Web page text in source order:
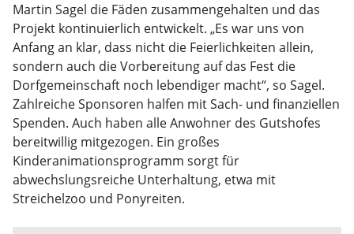
Martin Sagel die Fäden zusammengehalten und das
Projekt kontinuierlich entwickelt. „Es war uns von
Anfang an klar, dass nicht die Feierlichkeiten allein,
sondern auch die Vorbereitung auf das Fest die
Dorfgemeinschaft noch lebendiger macht“, so Sagel.
Zahlreiche Sponsoren halfen mit Sach- und finanziellen
Spenden. Auch haben alle Anwohner des Gutshofes
bereitwillig mitgezogen. Ein großes
Kinderanimationsprogramm sorgt für
abwechslungsreiche Unterhaltung, etwa mit
Streichelzoo und Ponyreiten.